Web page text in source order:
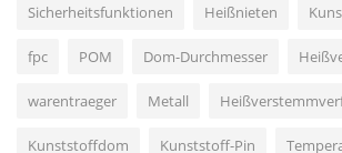
Sicherheitsfunktionen Heißnieten
fpc POM Dom-Durchmesser
warentraeger Metall
Kunststoffdom Kunststoff-Pin